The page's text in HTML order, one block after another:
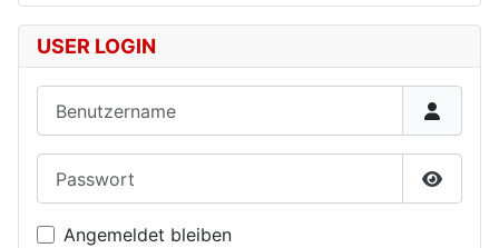
USER LOGIN
Angemeldet bleiben